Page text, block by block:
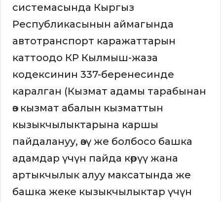
системасында Кыргыз
Республикасынын аймагында
автотранспорт каражаттарын
каттоодо КР Кылмыш-жаза
кодексинин 337-беренесинде
каралган (Кызмат адамы тарабынан
өз кызмат абалын кызматтын
кызыкчылыктарына каршы
пайдалануу, өзү же болбосо башка
адамдар үчүн пайда көрүү жана
артыкчылык алуу максатында же
башка жеке кызыкчылыктар үчүн